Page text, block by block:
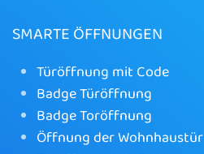
SMARTE ÖFFNUNGEN
Türöffnung mit Code
Badge Türöffnung
Badge Toröffnung
Öffnung der Wohnhaustür